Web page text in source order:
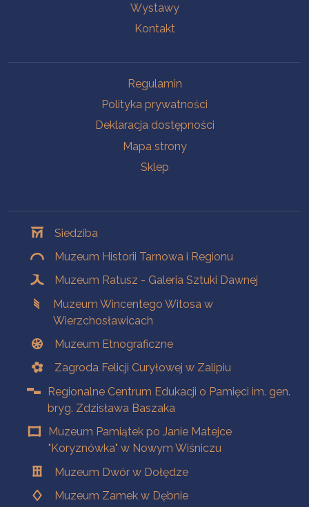
Wystawy
Kontakt
Regulamin
Polityka prywatności
Deklaracja dostępności
Mapa strony
Sklep
Siedziba
Muzeum Historii Tarnowa i Regionu
Muzeum Ratusz - Galeria Sztuki Dawnej
Muzeum Wincentego Witosa w
Wierzchosławicach
Muzeum Etnograficzne
Zagroda Felicji Curyłowej w Zalipiu
Regionalne Centrum Edukacji o Pamięci im. gen.
bryg. Zdzisława Baszaka
Muzeum Pamiątek po Janie Matejce
"Koryznówka" w Nowym Wiśniczu
Muzeum Dwór w Dołędze
Muzeum Zamek w Dębnie